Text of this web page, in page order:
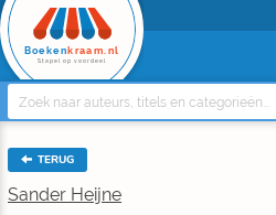
Boeken kraam.nl
Stapel op voordeel
TERUG
Sander Heijne